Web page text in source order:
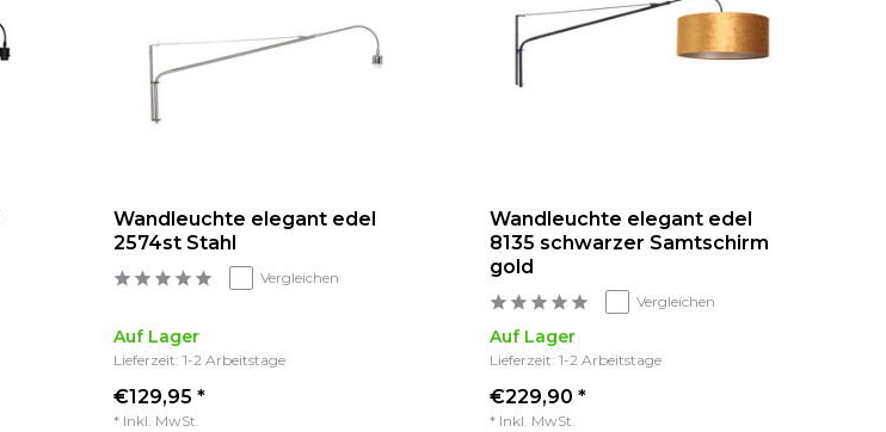
Wandleuchte elegant edel
2574st Stahl
Vergleichen
Auf Lager
Lieferzeit: 1-2 Arbeitstage
€129,95 *
* Inkl. MwSt.
Wandleuchte elegant edel
8135 schwarzer Samtschirm
gold
Vergleichen
Auf Lager
Lieferzeit: 1-2 Arbeitstage
€229,90 *
* Inkl. MwSt.